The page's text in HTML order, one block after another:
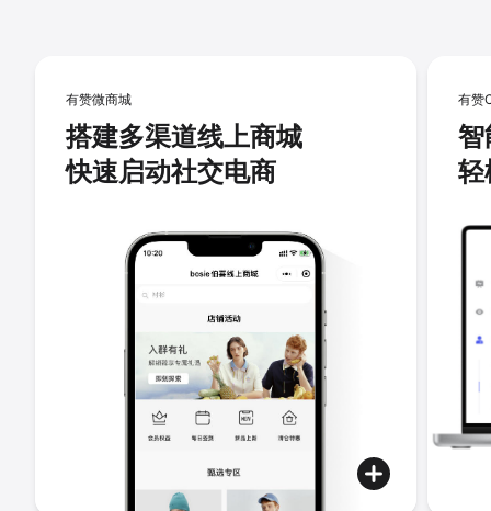
有赞微商城
搭建多渠道线上商城
快速启动社交电商
有赞
智
轻